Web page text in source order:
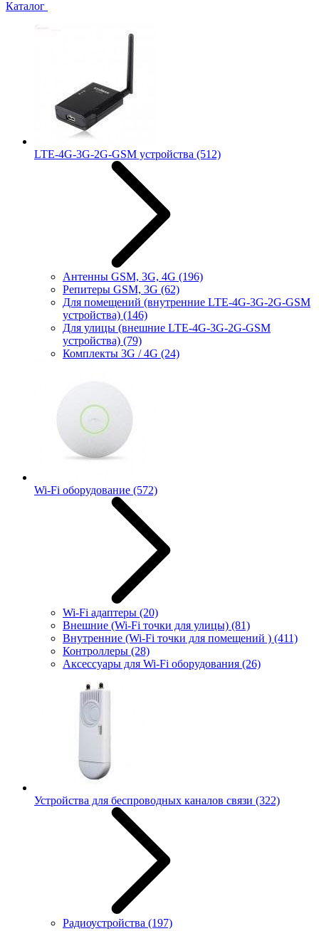
Каталог
LTE-4G-3G-2G-GSM устройства (512)
Антенны GSM, 3G, 4G (196)
Репитеры GSM, 3G (62)
Для помещений (внутренние LTE-4G-3G-2G-GSM
устройства) (146)
Для улицы (внешние LTE-4G-3G-2G-GSM
устройства) (79)
Комплекты 3G / 4G (24)
Wi-Fi оборудование (572)
Wi-Fi адаптеры (20)
Внешние (Wi-Fi точки для улицы) (81)
Внутренние (Wi-Fi точки для помещений ) (411)
Контроллеры (28)
Аксессуары для Wi-Fi оборудования (26)
Устройства для беспроводных каналов связи (322)
Радиоустройства (197)